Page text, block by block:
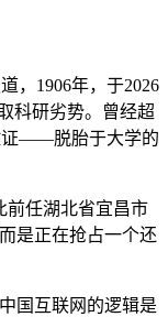
，1906年，于2026
科研劣势。曾经超
证——脱胎于大学的
前任湖北省宜昌市
是正在抢占一个还
国互联网的逻辑是